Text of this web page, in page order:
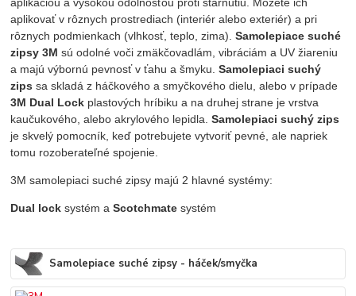
aplikovať v rôznych prostrediach (interiér alebo exteriér) a pri
rôznych podmienkach (vlhkosť, teplo, zima).Samolepiace suché
zipsy 3M sú odolné voči zmäkčovadlám, vibráciám a UV žiareniu
a majú výbornú pevnosť v ťahu a šmyku.Samolepiaci suchý
zips sa skladá z háčkového a smyčkového dielu, alebo v prípade
3M Dual Lock plastových hríbiku a na druhej strane je vrstva
kaučukového, alebo akrylového lepidla.Samolepiaci suchý zips
je skvelý pomocník, keď potrebujete vytvoriť pevné, ale napriek
tomu rozoberateľné spojenie.
3M samolepiaci suché zipsy majú 2 hlavné systémy:
Dual lock systém aScotchmate systém
Samolepiace suché zipsy - háček/smyčka